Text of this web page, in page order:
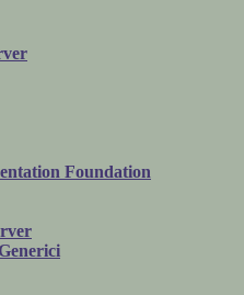
Foundation